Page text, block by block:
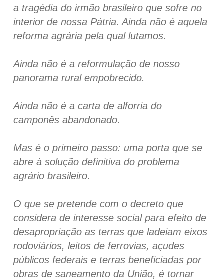
a tragédia do irmão brasileiro que sofre no
interior de nossa Pátria. Ainda não é aquela
reforma agrária pela qual lutamos.
Ainda não é a reformulação de nosso
panorama rural empobrecido.
Ainda não é a carta de alforria do
camponês abandonado.
Mas é o primeiro passo: uma porta que se
abre à solução definitiva do problema
agrário brasileiro.
O que se pretende com o decreto que
considera de interesse social para efeito de
desapropriação as terras que ladeiam eixos
rodoviários, leitos de ferrovias, açudes
públicos federais e terras beneficiadas por
obras de saneamento da União, é tornar